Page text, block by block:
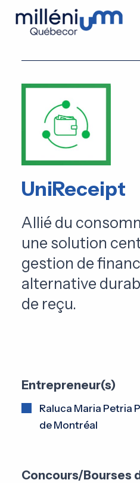
UniReceipt
Allié du
une solution
gestion de
alternative
de reçu.
Entrepreneur(s)
Raluca Maria Petria
de Montréal
Concours/Bourses